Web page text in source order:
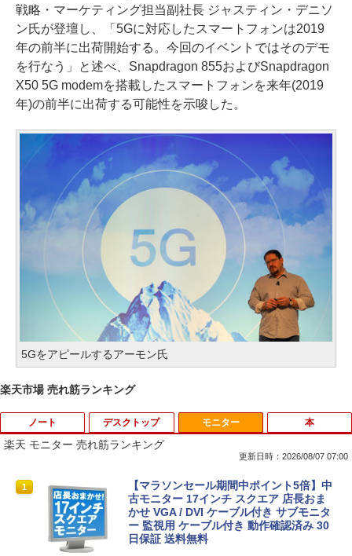
戦略・マーケティング担当副社長 ジャスティン・デニソ
ン氏が登壇し、「5Gに対応したスマートフォンは2019
年の前半に出荷開始する。今回のイベントではそのデモ
を行なう」と述べ、Snapdragon 855およびSnapdragon
X50 5G modemを搭載したスマートフォンを来年(2019
年)の前半に出荷する可能性を示唆した。
5Gをアピールするアーモン氏
楽天市場 売れ筋ランキング
ノート
1
タブレットPC Microsoft Surface Pro 5/
7+ 12.3インチ メモリ 8GB SSD256GB
第7世代Core-i5 2.6GHz 2K解像度 2736
x 1824 タッチパネル Office付き/カメラ/
HDMI / Windows 11 Pro 中古タブレット
デスクトップ
1
ポイント10倍 中古パソコン デスクトッ
プパソコン Windows 11【Office付】
【Windows 11 Pro 64Bit搭載】DELL O
ptiplexシリーズ Core i5搭載/4G/新品SS
D 120GB/DVD-ROM/送料無料【オプショ
モニター
楽天 モニター 売れ筋ランキング
更新日時：2026/08/07 07:00
1
【マラソンセール期間中ポイント5倍】中
古モニター 17インチ スクエア 店長おま
かせ VGA / DVI ケーブル付き サブモニタ
ー 監視用 ケーブル付き 動作確認済み 30
日保証 送料無料
本